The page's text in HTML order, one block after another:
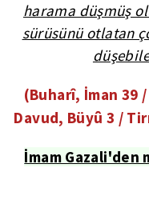
harama düşmüş
sürüsünü otlatan
(Buharî, İman 39
Davud, Büyû 3 /
İmam Gazali'den